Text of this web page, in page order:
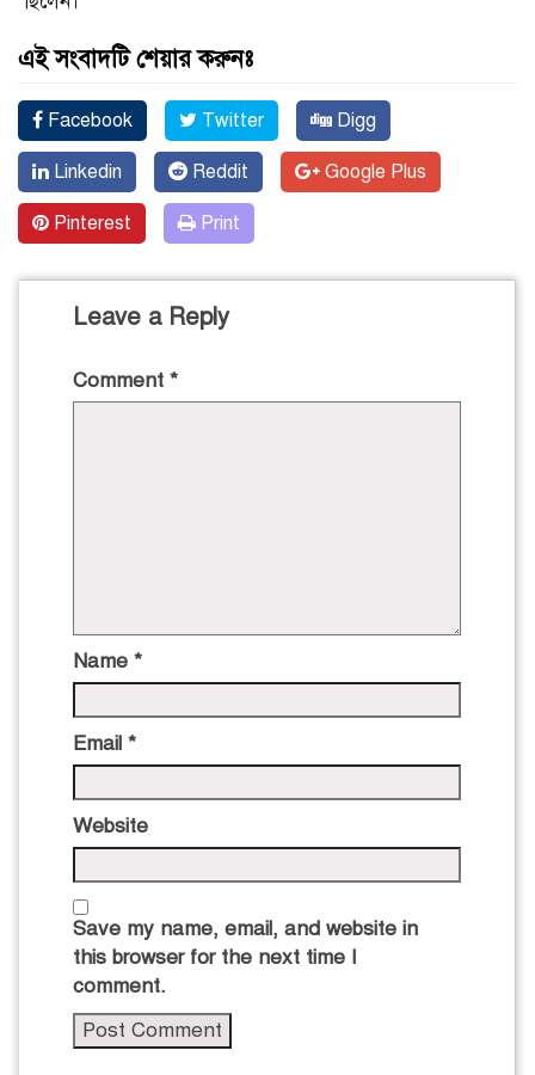
এই সংবাদটি শেয়ার করুনঃ
Facebook Twitter Digg
Linkedin Reddit Google Plus
Pinterest Print
Leave a Reply
Comment *
Name *
Email *
Website
Save my name, email, and website in
this browser for the next time I
comment.